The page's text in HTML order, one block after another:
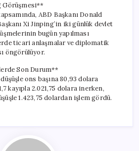
Görüşmesi**
ABD Başkanı Donald
Xi Jinping’in iki günlük devlet
bugün yapılması
ticari anlaşmalar ve diplomatik
öngörülüyor.
Son Durum**
ons başına 80,93 dolara
kayıpla 2.021,75 dolara inerken,
1.423,75 dolardan işlem gördü.